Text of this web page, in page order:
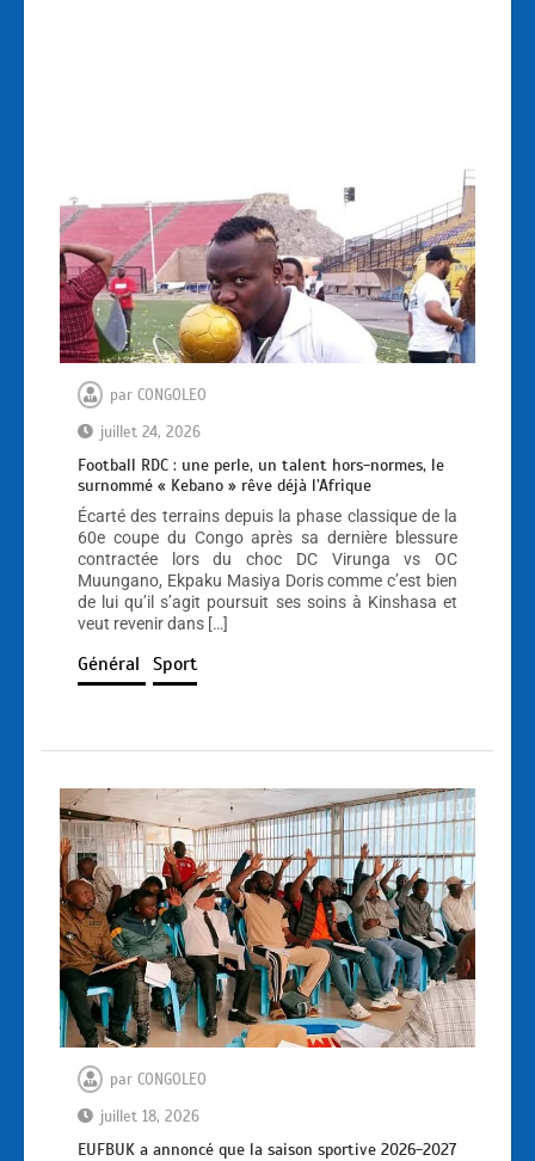
par CONGOLEO
juillet 24, 2026
Football RDC : une perle, un talent hors-normes, le
surnommé « Kebano » rêve déjà l’Afrique
Écarté des terrains depuis la phase classique de la
60e coupe du Congo après sa dernière blessure
contractée lors du choc DC Virunga vs OC
Muungano, Ekpaku Masiya Doris comme c’est bien
de lui qu’il s’agit poursuit ses soins à Kinshasa et
veut revenir dans […]
Général Sport
par CONGOLEO
juillet 18, 2026
EUFBUK a annoncé que la saison sportive 2026-2027